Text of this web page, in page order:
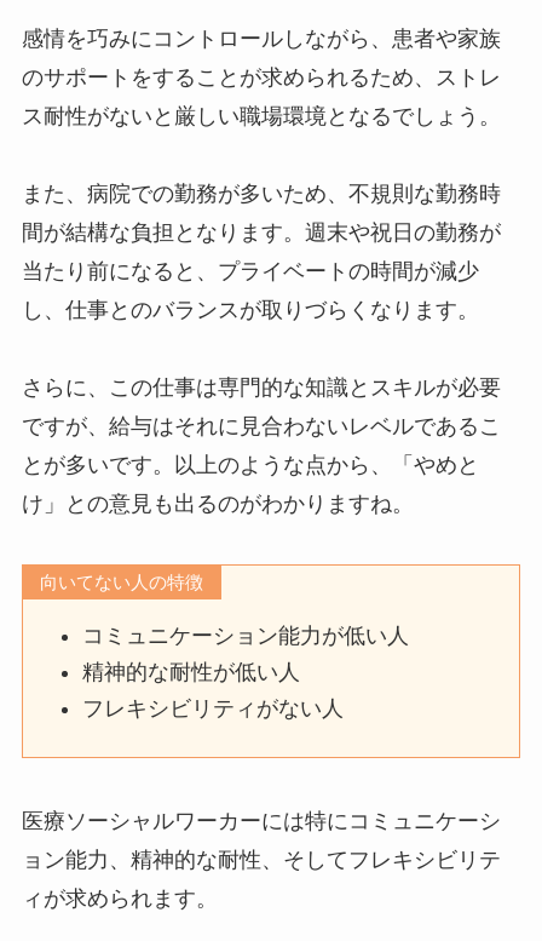
感情を巧みにコントロールしながら、患者や家族
のサポートをすることが求められるため、ストレ
ス耐性がないと厳しい職場環境となるでしょう。
また、病院での勤務が多いため、不規則な勤務時
間が結構な負担となります。週末や祝日の勤務が
当たり前になると、プライベートの時間が減少
し、仕事とのバランスが取りづらくなります。
さらに、この仕事は専門的な知識とスキルが必要
ですが、給与はそれに見合わないレベルであるこ
とが多いです。以上のような点から、「やめと
け」との意見も出るのがわかりますね。
向いてない人の特徴
コミュニケーション能力が低い人
精神的な耐性が低い人
フレキシビリティがない人
医療ソーシャルワーカーには特にコミュニケーシ
ョン能力、精神的な耐性、そしてフレキシビリテ
ィが求められます。